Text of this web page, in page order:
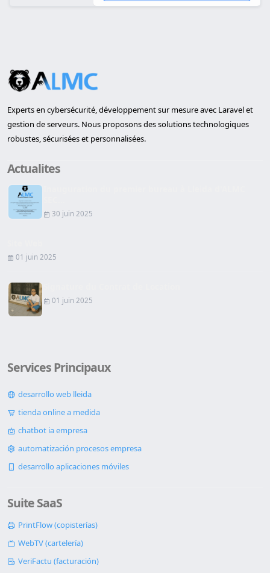
Experts en cybersécurité, développement sur mesure avec Laravel et
gestion de serveurs. Nous proposons des solutions technologiques
robustes, sécurisées et personnalisées.
Actualites
30 juin 2025
01 juin 2025
01 juin 2025
Services Principaux
desarrollo web lleida
tienda online a medida
chatbot ia empresa
automatización procesos empresa
desarrollo aplicaciones móviles
Suite SaaS
PrintFlow (copisterías)
WebTV (cartelería)
VeriFactu (facturación)